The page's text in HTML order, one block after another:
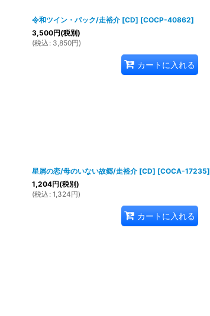
令和ツイン・パック/走裕介 [CD] [COCP-40862]
3,500円(税別)
(税込 : 3,850円)
カートに入れる
星屑の恋/母のいない故郷/走裕介 [CD] [COCA-17235]
1,204円(税別)
(税込 : 1,324円)
カートに入れる